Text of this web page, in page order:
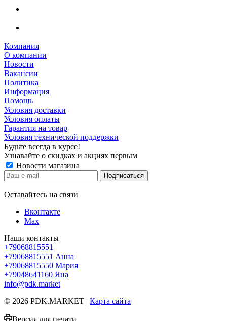
Компания
О компании
Новости
Вакансии
Политика
Информация
Помощь
Условия доставки
Условия оплаты
Гарантия на товар
Условия технической поддержки
Будьте всегда в курсе!
Узнавайте о скидках и акциях первым
Новости магазина
Оставайтесь на связи
Вконтакте
Max
Наши контакты
+79068815551
+79068815551 Анна
+79068815550 Мария
+79048641160 Яна
info@pdk.market
© 2026 PDK.MARKET | Карта сайта